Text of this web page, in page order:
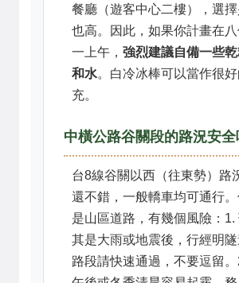
餐廳（遊客中心二樓），選
也高。因此，如果你計畫在
一上午， 強烈建議自備一些
和水。白冷冰棒可以當作很
充。
中橫公路谷關段的路況安全
台8線谷關以西（往東勢）路
還不錯，一般轎車均可通行
是山區道路，有幾個風險：1.
其是大雨或地震後，行經明
路段請快速通過，不要逗留。